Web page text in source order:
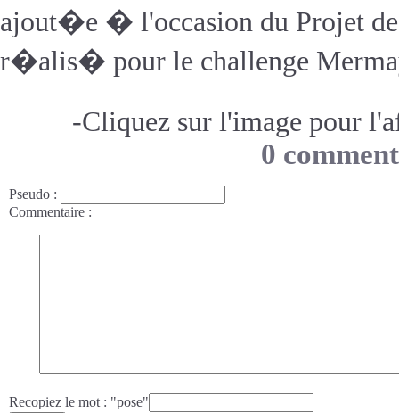
ajout�e � l'occasion du Projet
r�alis� pour le challenge
-Cliquez sur l'image pour
0
Pseudo :
Commentaire :
Recopiez le mot : "pose"